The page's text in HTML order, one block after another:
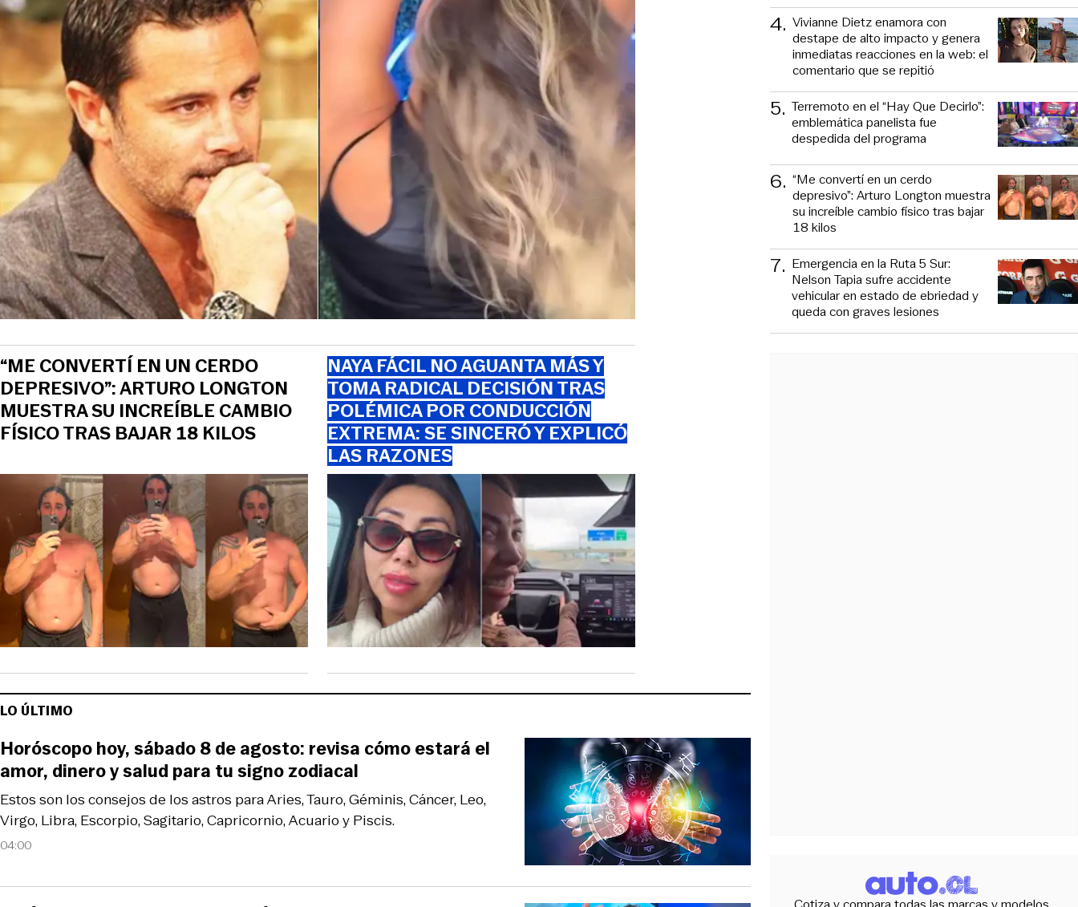
“ME CONVERTÍ EN UN CERDO
DEPRESIVO”: ARTURO LONGTON
MUESTRA SU INCREÍBLE CAMBIO
FÍSICO TRAS BAJAR 18 KILOS
NAYA FÁCIL NO AGUANTA MÁS Y
TOMA RADICAL DECISIÓN TRAS
POLÉMICA POR CONDUCCIÓN
EXTREMA: SE SINCERÓ Y EXPLICÓ
LAS RAZONES
LO ÚLTIMO
04:00
Estos son los consejos de los astros para Aries, Tauro, Géminis, Cáncer, Leo,
Virgo, Libra, Escorpio, Sagitario, Capricornio, Acuario y Piscis.
Horóscopo hoy, sábado 8 de agosto: revisa cómo estará el
amor, dinero y salud para tu signo zodiacal
4. Vivianne Dietz enamora con
destape de alto impacto y genera
inmediatas reacciones en la web: el
comentario que se repitió
5. Terremoto en el “Hay Que Decirlo”:
emblemática panelista fue
despedida del programa
6. “Me convertí en un cerdo
depresivo”: Arturo Longton muestra
su increíble cambio físico tras bajar
18 kilos
7. Emergencia en la Ruta 5 Sur:
Nelson Tapia sufre accidente
vehicular en estado de ebriedad y
queda con graves lesiones